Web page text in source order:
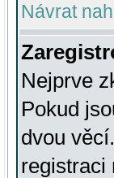
Návrat
Nejprve
Pokud
dvou
registraci